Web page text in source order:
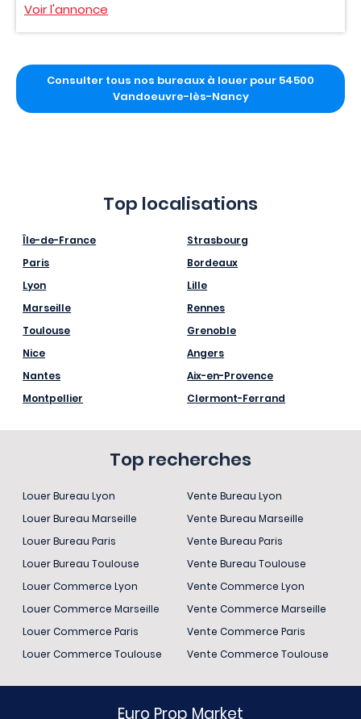
Voir l'annonce
Consulter tous nos bureaux à louer pour 54500
Vandoeuvre-lès-Nancy
Top localisations
Île-de-France
Paris
Lyon
Marseille
Toulouse
Nice
Nantes
Montpellier
Strasbourg
Bordeaux
Lille
Rennes
Grenoble
Angers
Aix-en-Provence
Clermont-Ferrand
Top recherches
Louer Bureau Lyon
Louer Bureau Marseille
Louer Bureau Paris
Louer Bureau Toulouse
Louer Commerce Lyon
Louer Commerce Marseille
Louer Commerce Paris
Louer Commerce Toulouse
Vente Bureau Lyon
Vente Bureau Marseille
Vente Bureau Paris
Vente Bureau Toulouse
Vente Commerce Lyon
Vente Commerce Marseille
Vente Commerce Paris
Vente Commerce Toulouse
Euro Prop Market